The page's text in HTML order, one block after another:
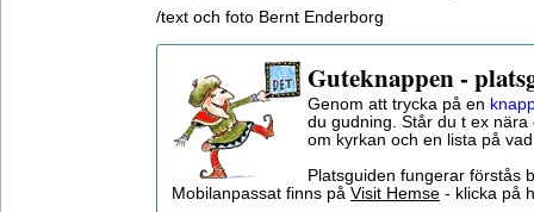
/text och foto Bernt Enderborg
Guteknappen -
Genom att trycka på en
du gudning. Står du t ex
om kyrkan och en lista på
Platsguiden fungerar förstås
Mobilanpassat finns på Visit Hemse - klicka på